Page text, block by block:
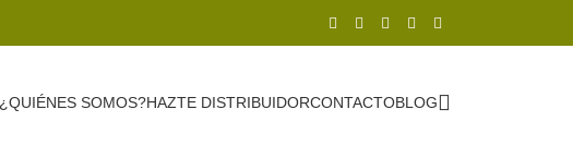
¿QUIÉNES SOMOS?HAZTE DISTRIBUIDORCONTACTOBLOG